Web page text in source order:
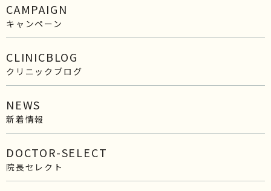
CAMPAIGN
キャンペーン
CLINICBLOG
クリニックブログ
NEWS
新着情報
DOCTOR-SELECT
院長セレクト